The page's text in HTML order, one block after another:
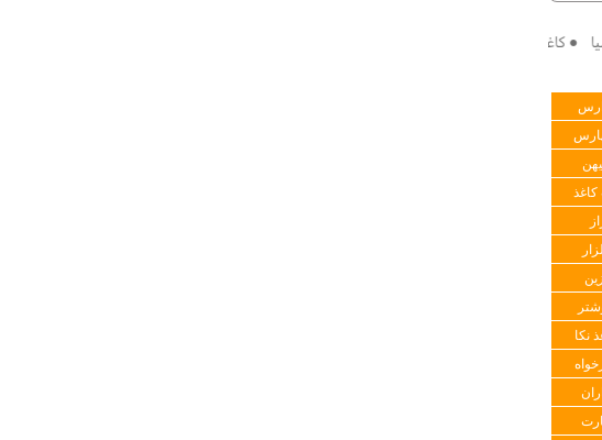
کاغذ سازی افق ● فنی مهندسی سپهر کویر فرداد ● کاغذ و مقوای فانتزی ترنج ● رسا
ارس
نکا